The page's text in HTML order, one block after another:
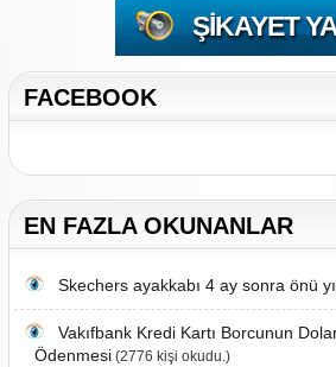
ŞIKAYET
FACEBOOK
EN FAZLA OKUNANLAR
Skechers ayakkabı 4 ay sonra önü
Vakıfbank Kredi Kartı Borcunun
Ödenmesi(2776 kişi okudu.)